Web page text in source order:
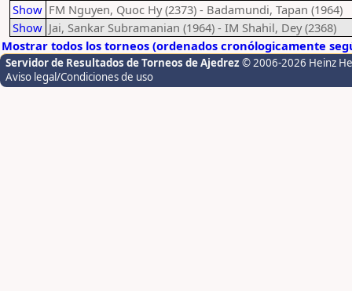
Show FM Nguyen, Quoc Hy (2373) - Badamundi, Tapan (1964)
Show Jai, Sankar Subramanian (1964) - IM Shahil, Dey (2368)
Mostrar todos los torneos (ordenados cronólogicamente
Servidor de Resultados de Torneos de Ajedrez © 2006-2026 Heinz
Aviso legal/Condiciones de uso